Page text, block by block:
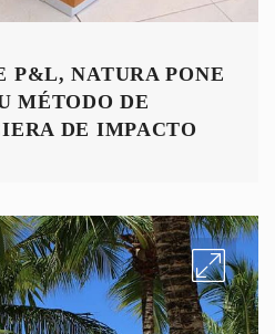
P&L, NATURA PONE
MÉTODO DE
DE IMPACTO